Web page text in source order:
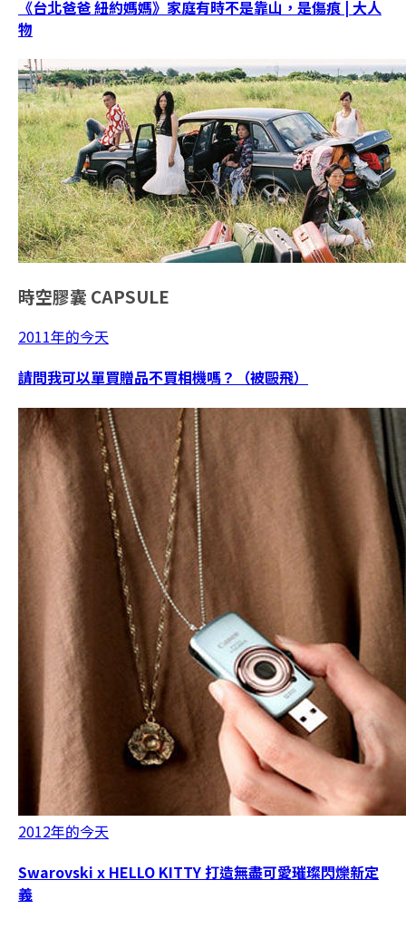
《台北爸爸 紐約媽媽》家庭有時不是靠山，是傷痕 | 大人
物
時空膠囊 CAPSULE
2011年的今天
請問我可以單買贈品不買相機嗎？（被毆飛）
2012年的今天
Swarovski x HELLO KITTY 打造無盡可愛璀璨閃爍新定
義